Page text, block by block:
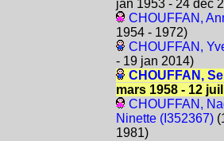
jan 1953 - 24 déc
CHOUFFAN,
1954 - 1972)
CHOUFFAN,
- 19 jan 2014)
CHOUFFAN,
mars 1958 - 12
CHOUFFAN,
Ninette (I352367)
1981)